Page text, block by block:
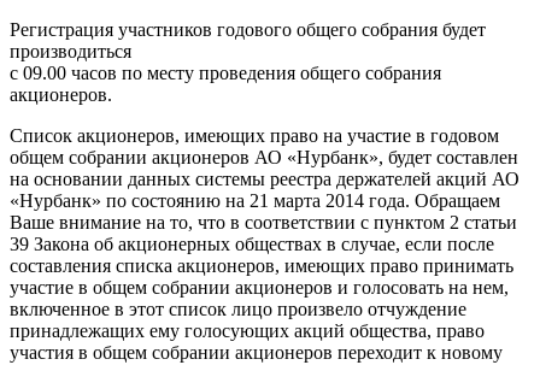
Регистрация участников годового общего собрания будет
производиться
с 09.00 часов по месту проведения общего собрания
акционеров.
Список акционеров, имеющих право на участие в годовом
общем собрании акционеров АО «Нурбанк», будет составлен
на основании данных системы реестра держателей акций АО
«Нурбанк» по состоянию на 21 марта 2014 года. Обращаем
Ваше внимание на то, что в соответствии с пунктом 2 статьи
39 Закона об акционерных обществах в случае, если после
составления списка акционеров, имеющих право принимать
участие в общем собрании акционеров и голосовать на нем,
включенное в этот список лицо произвело отчуждение
принадлежащих ему голосующих акций общества, право
участия в общем собрании акционеров переходит к новому